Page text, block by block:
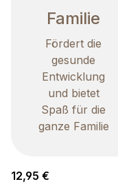
Familie
Fördert die
gesunde
Entwicklung
und bietet
Spaß für die
ganze Familie
Regulärer Preis:
12,95 €